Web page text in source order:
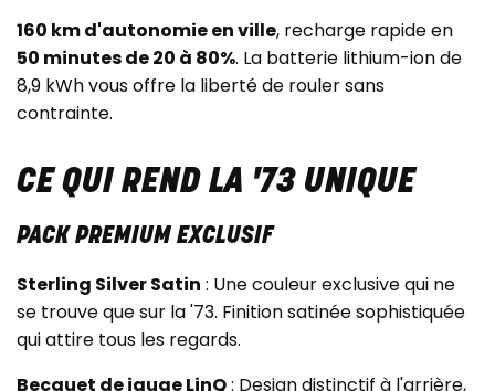
160 km d'autonomie en ville, recharge rapide en
50 minutes de 20 à 80%. La batterie lithium-ion de
8,9 kWh vous offre la liberté de rouler sans
contrainte.
CE QUI REND LA '73 UNIQUE
PACK PREMIUM EXCLUSIF
Sterling Silver Satin : Une couleur exclusive qui ne
se trouve que sur la '73. Finition satinée sophistiquée
qui attire tous les regards.
Becquet de jauge LinQ: Design distinctif à l'arrière,